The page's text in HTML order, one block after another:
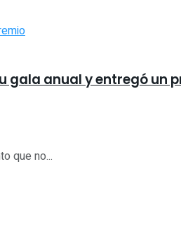
gala anual y entregó un
que no...